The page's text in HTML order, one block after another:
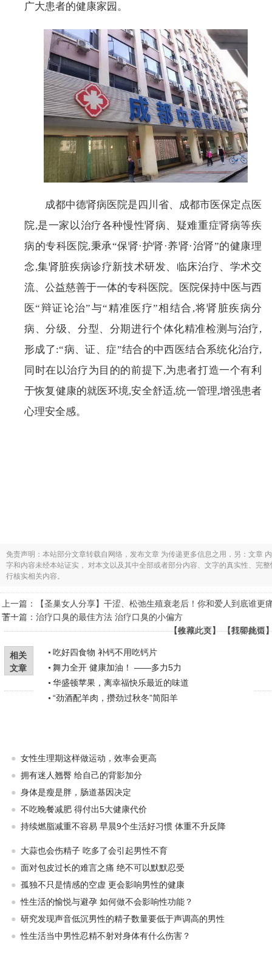
广大患者的健康家园。
成都中德肾病医院是四川省、成都市医保定点医
院,是一家以治疗各种慢性肾病、疑难重症肾病等疾
病的专科医院,秉承“保肾·护肾·养肾·治肾”的健康理
念,集肾脏疾病诊疗新技术研发、临床治疗、学术交
流、公益慈善于一体的专科医院。医院保持中医与西
医“辩证论治”与“精准医疗”相结合,将肾脏疾病分
病、分级、分型、分期进行个体化精准检测与治疗,
形成了:“病、证、症”结合的中西医结合系统化治疗,
同时在以治疗为目的的前提下,为患者打造一个有利
于恢复健康的就医环境,安全舒适,统一管理,增强患者
心理安全感。
免责声明：本站部分文章转载自网络，发布文章 为传递更多信息之用，另：文章
字和内容未经本站证实， 对本文以及其中全部或者部分内容、文字的真实性、完
行核实相关内容。
上一篇：
【圣巢女人分享】干涩、松弛生殖衰老后！你和爱人到底谁更
苦！
下一篇： 治疗口臭的最佳方法 治疗口臭的小偏方
【收藏此页】 【打印此页
【推荐此文】 【我要挑错
相关
文章
吃好四食物 补钙不用吃钙片
舞力全开 健康加油！ ——多力5力
华盛顿苹果，离幸福快乐最近的味道
“劲酒配羊肉，攒劲过秋冬”简阳羊
● 女性生理期这样做运动，效率会更高
● 拥有迷人翘臀 给自己的背影加分
● 身体是瘦是胖，肠道基因决定
● 不吃晚餐减肥 得付出5大健康代价
● 持续燃脂减重不容易 早晨9个生活好习惯 体重不升反降
●
大蒜也会伤精子 吃多了会引起男性不育
● 面对包皮过长的难言之痛 绝不可以默默忍受
● 孤独不只是情感的空虚 更会影响男性的健康
● 性生活的愉悦与避孕 如何做不会影响性功能？
● 研究发现声音低沉男性的精子数量要低于声调高的男性
● 性生活当中男性忍精不射对身体有什么伤害？